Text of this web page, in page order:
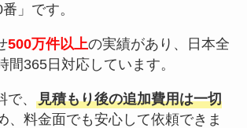
」です。
500万件以上の実績があり、日本全
間365日対応しています。
、 見積もり後の追加費用は一切
、料金面でも安心して依頼できま